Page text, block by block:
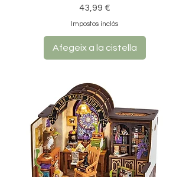
Preu
43,99 €
Impostos inclòs
Afegeix a la cistella